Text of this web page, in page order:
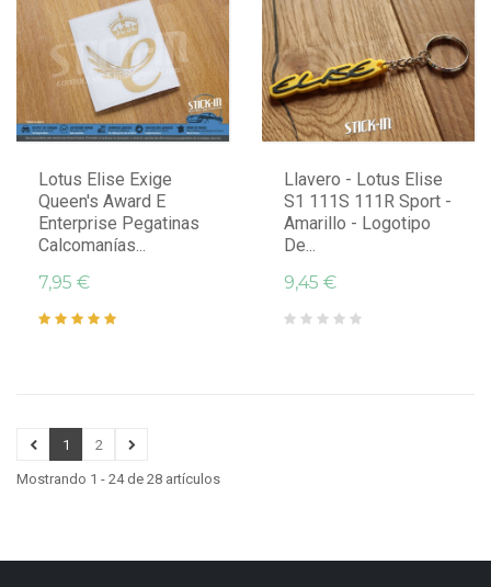
Lotus Elise Exige
Queen's Award E
Enterprise Pegatinas
Calcomanías...
7,95 €
Llavero - Lotus Elise
S1 111S 111R Sport -
Amarillo - Logotipo
De...
9,45 €
1 2
Mostrando 1 - 24 de 28 artículos